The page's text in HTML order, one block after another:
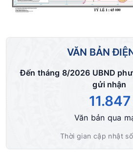
VĂN BẢN
Đến tháng 8/2026 UBND
gửi nhận
11.847
Văn bản qua
Thời gian cập nhật